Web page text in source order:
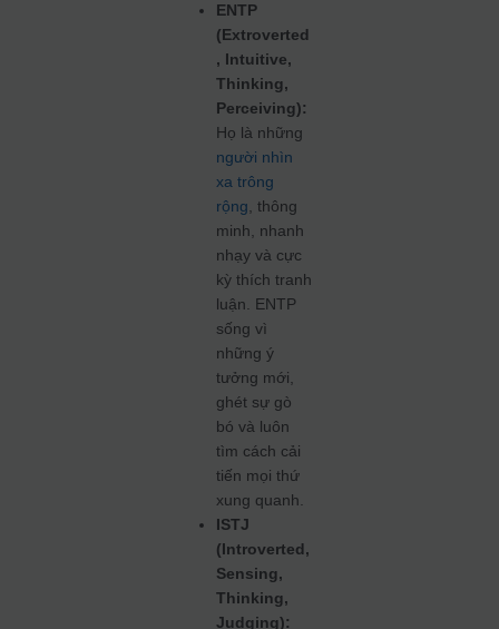
ENTP
(Extroverted
, Intuitive,
Thinking,
Perceiving):
Họ là những
người nhìn
xa trông
rộng , thông
minh, nhanh
nhạy và cực
kỳ thích tranh
luận. ENTP
sống vì
những ý
tưởng mới,
ghét sự gò
bó và luôn
tìm cách cải
tiến mọi thứ
xung quanh.
ISTJ
(Introverted,
Sensing,
Thinking,
Judging):